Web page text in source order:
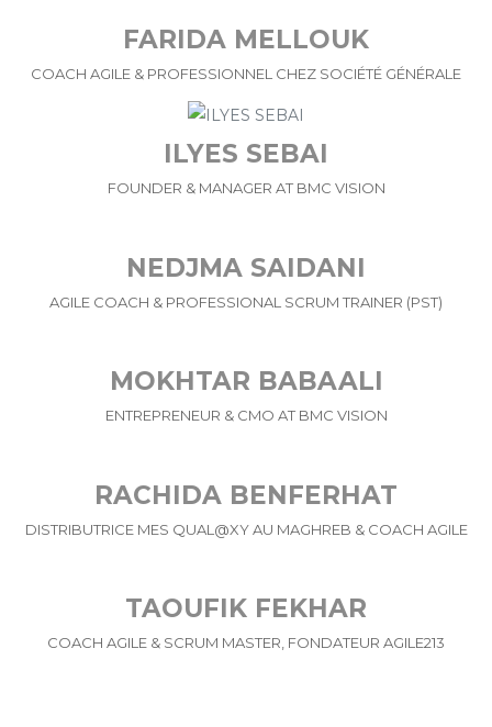
FARIDA MELLOUK
COACH AGILE & PROFESSIONNEL CHEZ SOCIÉTÉ GÉNÉRALE
ILYES SEBAI
FOUNDER & MANAGER AT BMC VISION
NEDJMA SAIDANI
AGILE COACH & PROFESSIONAL SCRUM TRAINER (PST)
MOKHTAR BABAALI
ENTREPRENEUR & CMO AT BMC VISION
RACHIDA BENFERHAT
DISTRIBUTRICE MES QUAL@XY AU MAGHREB & COACH AGILE
TAOUFIK FEKHAR
COACH AGILE & SCRUM MASTER, FONDATEUR AGILE213